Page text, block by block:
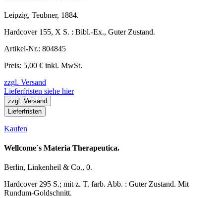
Leipzig, Teubner, 1884.
Hardcover 155, X S. : Bibl.-Ex., Guter Zustand.
Artikel-Nr.: 804845
Preis: 5,00 € inkl. MwSt.
zzgl. Versand
Lieferfristen siehe hier
zzgl. Versand
Lieferfristen
Kaufen
Wellcome`s Materia Therapeutica.
Berlin, Linkenheil & Co., 0.
Hardcover 295 S.; mit z. T. farb. Abb. : Guter Zustand. Mit
Rundum-Goldschnitt.